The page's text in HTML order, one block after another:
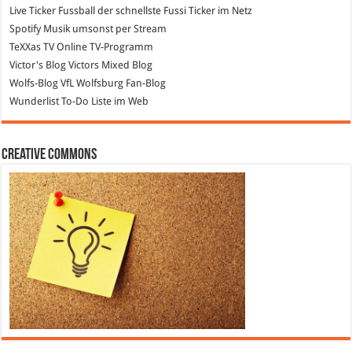
Live Ticker Fussball der schnellste Fussi Ticker im Netz
SpotifyMusik umsonst per Stream
TeXXas TVOnline TV-Programm
Victor's Blog Victors Mixed Blog
Wolfs-Blog VfL Wolfsburg Fan-Blog
Wunderlist To-Do Liste im Web
Creative Commons